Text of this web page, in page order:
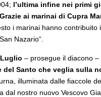
l’ultima infine nei primi
ai marinai di Cupra
i marinai hanno
Nazario“.
– prosegue il diacono –
Santo che veglia sulla
illuminata dalle fiaccole
nostro nuovo Vescovo